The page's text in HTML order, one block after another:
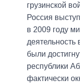
грузинской
Россия
в 2009 году
деятельность
были
республики
фактически